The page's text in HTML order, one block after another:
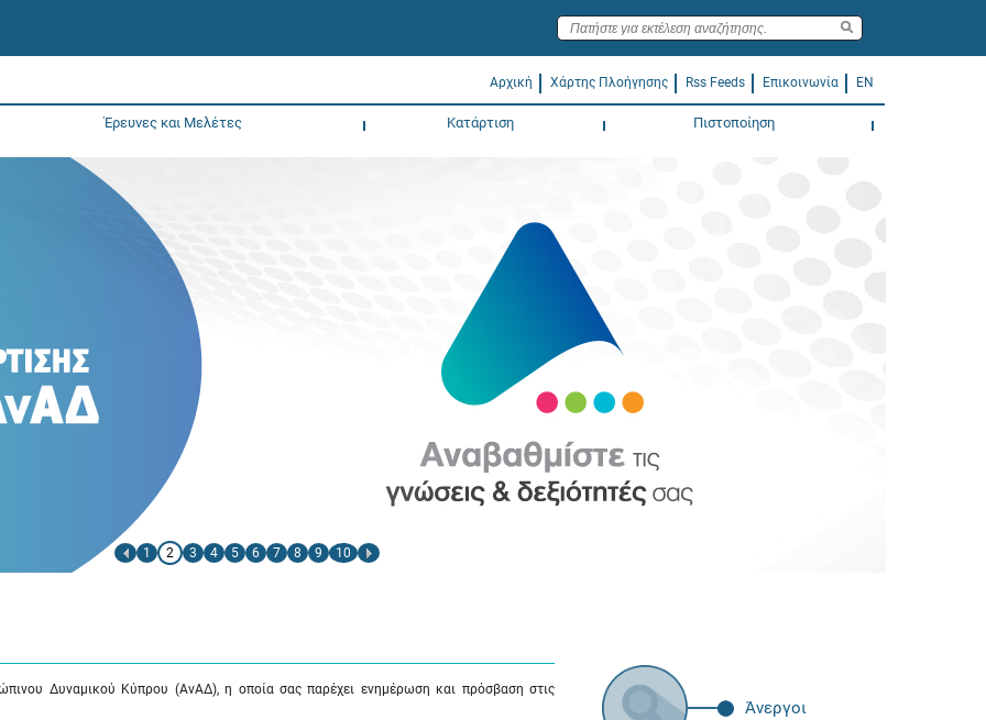
Αρχική Χάρτης Πλοήγησης Rss Feeds Επικοινωνία EN
Έρευνες και Μελέτες Κατάρτιση Πιστοποίηση
1 2 3 4 5 6 7 8 9 10
Δυναμικού Κύπρου (ΑνΑΔ), η οποία σας παρέχει ενημέρωση και πρόσβαση στις
Άνεργοι